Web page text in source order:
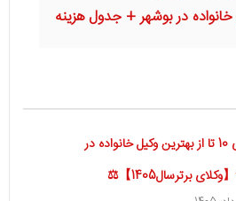
خانواده در بوشهر + جدول هزینه
معرفی 10 تا از بهترین وکیل خانواده در
برترسال1405】⚖️